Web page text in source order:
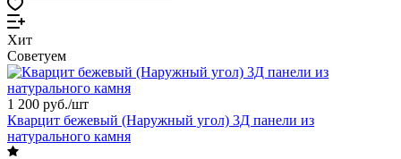
Хит
Советуем
1 200 руб./шт
Кварцит бежевый (Наружный угол) 3Д панели из
натурального камня